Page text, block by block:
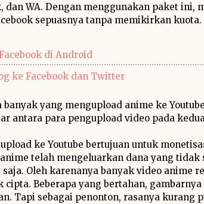
dan WA. Dengan menggunakan paket ini,
sepuasnya tanpa memikirkan kuota.
di Android
ke Facebook dan Twitter
yang mengupload anime ke
antara para pengupload video pada
ke Youtube bertujuan untuk
telah mengeluarkan dana yang
Oleh karenanya banyak video anime
Beberapa yang bertahan,
Tapi sebagai penonton, rasanya kurang